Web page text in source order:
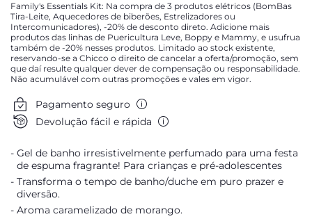
Family's Essentials Kit: Na compra de 3 produtos elétricos (BomBas
Tira-Leite, Aquecedores de biberões, Estrelizadores ou
Intercomunicadores), -20% de desconto direto. Adicione mais
produtos das linhas de Puericultura Leve, Boppy e Mammy, e usufrua
também de -20% nesses produtos. Limitado ao stock existente,
reservando-se a Chicco o direito de cancelar a oferta/promoção, sem
que daí resulte qualquer dever de compensação ou responsabilidade.
Não acumulável com outras promoções e vales em vigor.
Pagamento seguro
Devolução fácil e rápida
Gel de banho irresistivelmente perfumado para uma festa
de espuma fragrante! Para crianças e pré-adolescentes
Transforma o tempo de banho/duche em puro prazer e
diversão.
Aroma caramelizado de morango.